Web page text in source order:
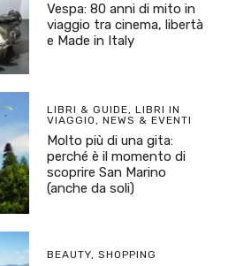
Vespa: 80 anni di mito in
viaggio tra cinema, libertà
e Made in Italy
LIBRI & GUIDE, LIBRI IN
VIAGGIO, NEWS & EVENTI
Molto più di una gita:
perché è il momento di
scoprire San Marino
(anche da soli)
BEAUTY, SHOPPING